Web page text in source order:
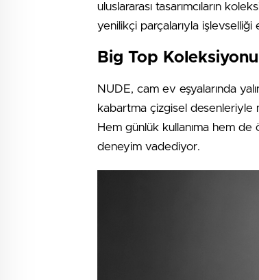
uluslararası tasarımcıların
yenilikçi parçalarıyla
Big Top
NUDE, cam ev eşyalarında
kabartma çizgisel desenleriyle
Hem günlük kullanıma hem
deneyim vadediyor.